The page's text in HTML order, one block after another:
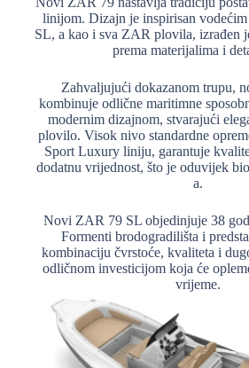
linijom. Dizajn je inspirisan
SL, a kao i sva ZAR plovila, izrađen
prema materijalima i
Zahvaljujući dokazanom trupu,
kombinuje odlične maritimne
modernim dizajnom, stvarajući
plovilo. Visok nivo standardne
Sport Luxury liniju, garantuje
dodatnu vrijednost, što je oduvijek
a.
Novi ZAR 79 SL objedinjuje 38
Formenti brodogradilišta i
kombinaciju čvrstoće, kvaliteta i
odličnom investicijom koja će
vrijeme.